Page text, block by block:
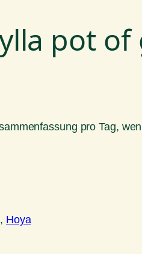
pot of
pro Tag,
, Hoya